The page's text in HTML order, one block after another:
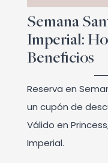
Semana
Imperial:
Beneficios
Reserva en
un cupón de
Válido en
Imperial.